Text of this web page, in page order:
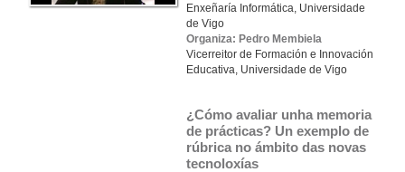
Enxeñaría Informática, Universidade
de Vigo
Organiza: Pedro Membiela
Vicerreitor de Formación e Innovación
Educativa, Universidade de Vigo
¿Cómo avaliar unha memoria
de prácticas? Un exemplo de
rúbrica no ámbito das novas
tecnoloxías